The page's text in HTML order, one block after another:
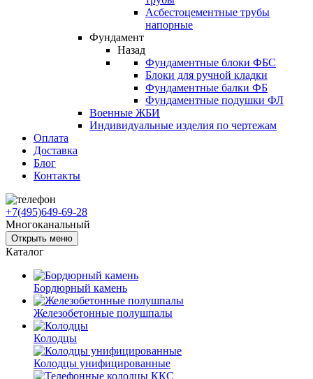
Асбестоцементные трубы
напорные
Фундамент
Назад
Фундаментные блоки ФБС
Блоки для ручной кладки
Фундаментные балки ФБ
Фундаментные подушки ФЛ
Военные ЖБИ
Индивидуальные изделия по чертежам
Оплата
Доставка
Блог
Контакты
+7(495)649-69-28
Многоканальный
Открыть меню
Каталог
Бордюрный камень
Железобетонные полушпалы
Колодцы
Колодцы унифицированные